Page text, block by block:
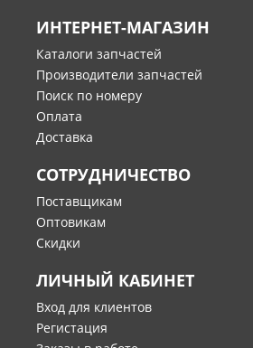
ИНТЕРНЕТ-МАГАЗИН
Каталоги запчастей
Производители запчастей
Поиск по номеру
Оплата
Доставка
СОТРУДНИЧЕСТВО
Поставщикам
Оптовикам
Скидки
ЛИЧНЫЙ КАБИНЕТ
Вход для клиентов
Регистация